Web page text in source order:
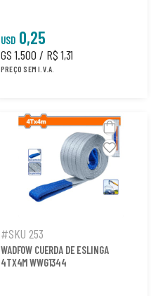
USD 0,25
GS 1.500 / R$ 1,31
PREÇO SEM I.V.A.
#SKU 253
WADFOW CUERDA DE ESLINGA
4TX4M WWG1344